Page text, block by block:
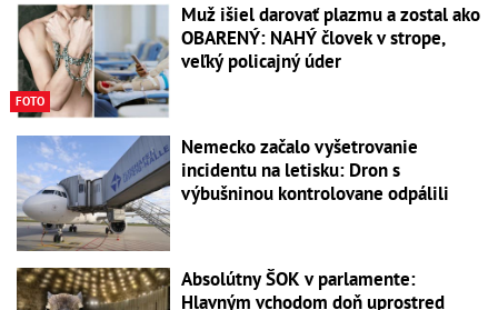
FOTO
Muž išiel darovať plazmu a zostal ako
OBARENÝ: NAHÝ človek v strope,
veľký policajný úder
Nemecko začalo vyšetrovanie
incidentu na letisku: Dron s
výbušninou kontrolovane odpálili
Absolútny ŠOK v parlamente:
Hlavným vchodom doň uprostred